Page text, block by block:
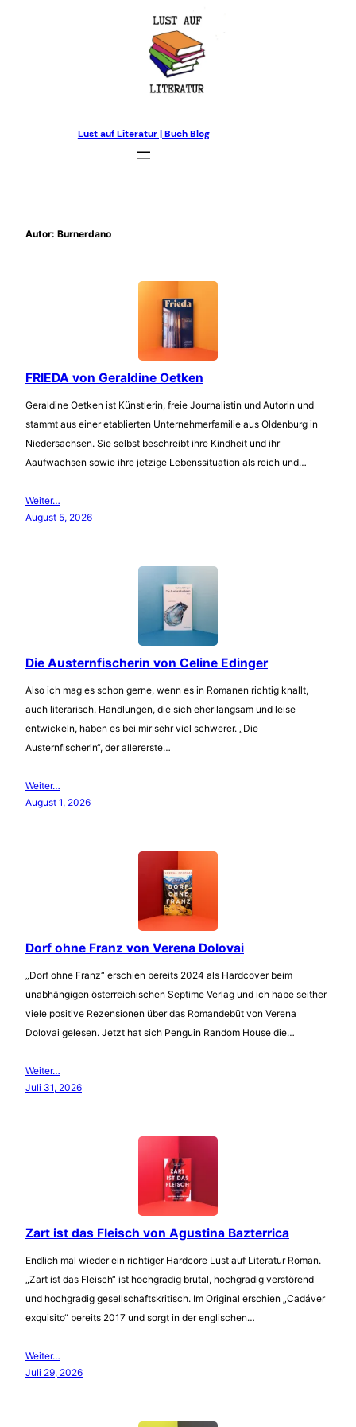
Lust auf Literatur | Buch Blog
Autor: Burnerdano
FRIEDA von Geraldine Oetken
Geraldine Oetken ist Künstlerin, freie Journalistin und Autorin und
stammt aus einer etablierten Unternehmerfamilie aus Oldenburg in
Niedersachsen. Sie selbst beschreibt ihre Kindheit und ihr
Aaufwachsen sowie ihre jetzige Lebenssituation als reich und…
Weiter…
August 5, 2026
Die Austernfischerin von Celine Edinger
Also ich mag es schon gerne, wenn es in Romanen richtig knallt,
auch literarisch. Handlungen, die sich eher langsam und leise
entwickeln, haben es bei mir sehr viel schwerer. „Die
Austernfischerin“, der allererste…
Weiter…
August 1, 2026
Dorf ohne Franz von Verena Dolovai
„Dorf ohne Franz“ erschien bereits 2024 als Hardcover beim
unabhängigen österreichischen Septime Verlag und ich habe seither
viele positive Rezensionen über das Romandebüt von Verena
Dolovai gelesen. Jetzt hat sich Penguin Random House die…
Weiter…
Juli 31, 2026
Zart ist das Fleisch von Agustina Bazterrica
Endlich mal wieder ein richtiger Hardcore Lust auf Literatur Roman.
„Zart ist das Fleisch“ ist hochgradig brutal, hochgradig verstörend
und hochgradig gesellschaftskritisch. Im Original erschien „Cadáver
exquisito“ bereits 2017 und sorgt in der englischen…
Weiter…
Juli 29, 2026